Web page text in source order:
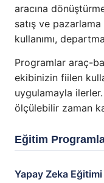
aracına
satış ve
kullanımı,
Programlar araç-
ekibinizin fiilen
uygulamayla
ölçülebilir zaman
Eğitim
Yapay Zeka Eğitimi